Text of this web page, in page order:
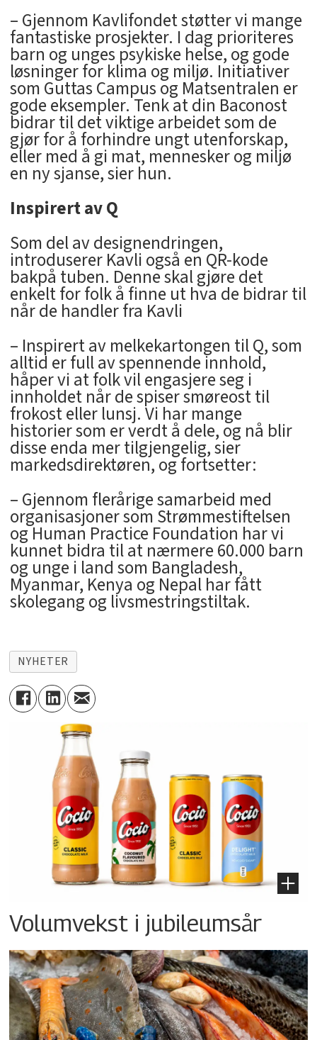
– Gjennom Kavlifondet støtter vi mange
fantastiske prosjekter. I dag prioriteres
barn og unges psykiske helse, og gode
løsninger for klima og miljø. Initiativer
som Guttas Campus og Matsentralen er
gode eksempler. Tenk at din Baconost
bidrar til det viktige arbeidet som de
gjør for å forhindre ungt utenforskap,
eller med å gi mat, mennesker og miljø
en ny sjanse, sier hun.
Inspirert av Q
Som del av designendringen,
introduserer Kavli også en QR-kode
bakpå tuben. Denne skal gjøre det
enkelt for folk å finne ut hva de bidrar til
når de handler fra Kavli
– Inspirert av melkekartongen til Q, som
alltid er full av spennende innhold,
håper vi at folk vil engasjere seg i
innholdet når de spiser smøreost til
frokost eller lunsj. Vi har mange
historier som er verdt å dele, og nå blir
disse enda mer tilgjengelig, sier
markedsdirektøren, og fortsetter:
– Gjennom flerårige samarbeid med
organisasjoner som Strømmestiftelsen
og Human Practice Foundation har vi
kunnet bidra til at nærmere 60.000 barn
og unge i land som Bangladesh,
Myanmar, Kenya og Nepal har fått
skolegang og livsmestringstiltak.
NYHETER
Volumvekst i jubileumsår